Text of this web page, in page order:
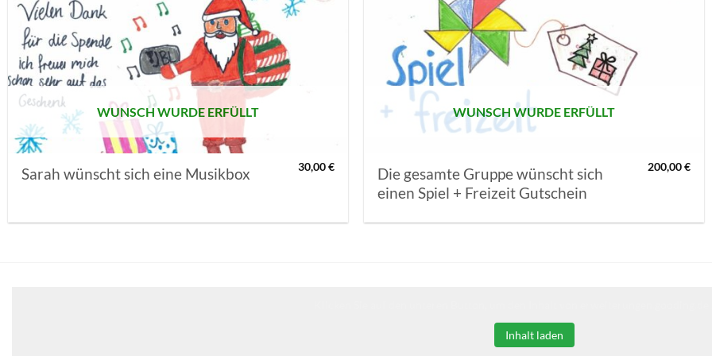
AUF MEINE
MERKLISTE
SETZEN
WUNSCH WURDE ERFÜLLT
Sarah wünscht sich eine Musikbox 30,00€
MERKLISTE
SETZEN
WUNSCH WURDE ERFÜLLT
Die gesamte Gruppe wünscht sich
einen Spiel + Freizeit Gutschein
200,00€
Inhalt laden